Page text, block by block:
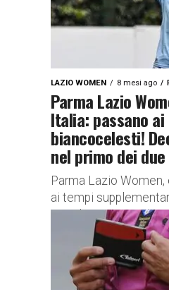
LAZIO WOMEN 8 mesi ago
Parma Lazio
Italia: passano
biancocelesti!
nel primo dei
Parma Lazio
ai tempi
rete di Visentin nel
Stadio Ennio...